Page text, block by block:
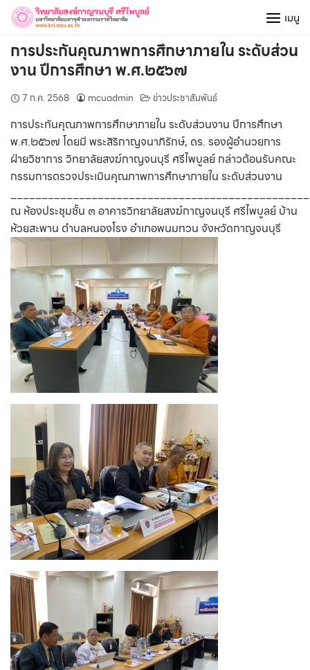
Skip
content
เมนู
การประกันคุณภาพการศึกษาภายใน ระดับส่วน
งาน ปีการศึกษา พ.ศ.๒๕๖๗
7 ก.ค. 2568 mcuadmin ข่าวประชาสัมพันธ์
การประกันคุณภาพการศึกษาภายใน ระดับส่วนงาน ปีการศึกษา
พ.ศ.๒๕๖๗ โดยมี พระสิริกาญจนาภิรักษ์, ดร. รองผู้อำนวยการ
ฝ่ายวิชาการ วิทยาลัยสงฆ์กาญจนบุรี ศรีไพบูลย์ กล่าวต้อนรับคณะ
กรรมการตรวจประเมินคุณภาพการศึกษาภายใน ระดับส่วนงาน
ณ ห้องประชุมชั้น ๓ อาคารวิทยาลัยสงฆ์กาญจนบุรี ศรีไพบูลย์ บ้าน
ห้วยสะพาน ตำบลหนองโรง อำเภอพนมทวน จังหวัดกาญจนบุรี